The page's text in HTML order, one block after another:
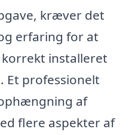
kræver det
erfaring for at
installeret
Et professionelt
af
flere aspekter af